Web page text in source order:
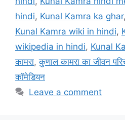
hindi, Kunal Kamra ka ghar,
Kunal Kamra wiki in hindi,
wikipedia in hindi, Kunal
कामरा,कुणाल कामरा का जीवन
कॉमेडियन
Leave a comment